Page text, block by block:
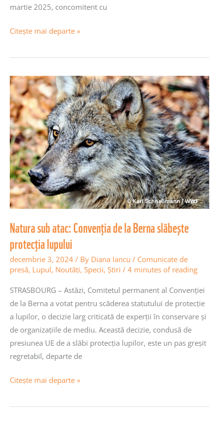
martie 2025, concomitent cu
Citește mai departe »
Natura sub atac: Convenția de la Berna slăbește
protecția lupului
decembrie 3, 2024 / By Diana Iancu / Comunicate de
presă, Lupul, Noutăţi, Specii, Știri / 4 minutes of reading
STRASBOURG – Astăzi, Comitetul permanent al Convenției
de la Berna a votat pentru scăderea statutului de protecție
a lupilor, o decizie larg criticată de experții în conservare și
de organizațiile de mediu. Această decizie, condusă de
presiunea UE de a slăbi protecția lupilor, este un pas greșit
regretabil, departe de
Natura
sub
atac:
Convenția
de
la
Berna
slăbește
protecția
lupului
Citește mai departe »